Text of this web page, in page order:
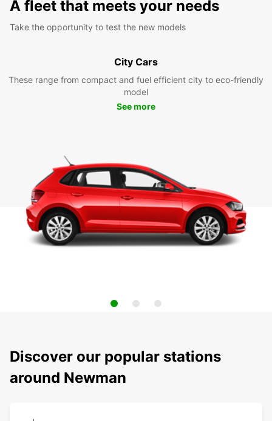
A fleet that meets your needs
Take the opportunity to test the new models
City Cars
These range from compact and fuel efficient city to eco-friendly
model
See more
Discover our popular stations
around Newman